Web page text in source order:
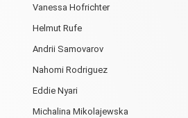
Vanessa Hofrichter
Helmut Rufe
Andrii Samovarov
Nahomi Rodriguez
Eddie Nyari
Michalina Mikolajewska